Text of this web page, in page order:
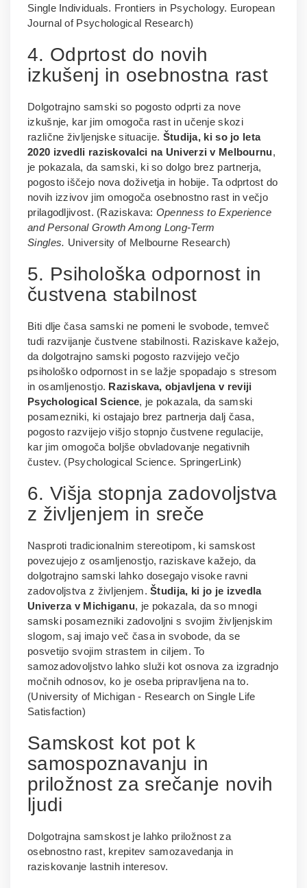
Single Individuals. Frontiers in Psychology. European
Journal of Psychological Research)
4. Odprtost do novih
izkušenj in osebnostna rast
Dolgotrajno samski so pogosto odprti za nove
izkušnje, kar jim omogoča rast in učenje skozi
različne življenjske situacije. Študija, ki so jo leta
2020 izvedli raziskovalci na Univerzi v Melbournu,
je pokazala, da samski, ki so dolgo brez partnerja,
pogosto iščejo nova doživetja in hobije. Ta odprtost do
novih izzivov jim omogoča osebnostno rast in večjo
prilagodljivost. (Raziskava: Openness to Experience
and Personal Growth Among Long-Term
Singles. University of Melbourne Research)
5. Psihološka odpornost in
čustvena stabilnost
Biti dlje časa samski ne pomeni le svobode, temveč
tudi razvijanje čustvene stabilnosti. Raziskave kažejo,
da dolgotrajno samski pogosto razvijejo večjo
psihološko odpornost in se lažje spopadajo s stresom
in osamljenostjo. Raziskava, objavljena v reviji
Psychological Science, je pokazala, da samski
posamezniki, ki ostajajo brez partnerja dalj časa,
pogosto razvijejo višjo stopnjo čustvene regulacije,
kar jim omogoča boljše obvladovanje negativnih
čustev. (Psychological Science. SpringerLink)
6. Višja stopnja zadovoljstva
z življenjem in sreče
Nasproti tradicionalnim stereotipom, ki samskost
povezujejo z osamljenostjo, raziskave kažejo, da
dolgotrajno samski lahko dosegajo visoke ravni
zadovoljstva z življenjem.Študija, ki jo je izvedla
Univerza v Michiganu, je pokazala, da so mnogi
samski posamezniki zadovoljni s svojim življenjskim
slogom, saj imajo več časa in svobode, da se
posvetijo svojim strastem in ciljem. To
samozadovoljstvo lahko služi kot osnova za izgradnjo
močnih odnosov, ko je oseba pripravljena na to.
(University of Michigan - Research on Single Life
Satisfaction)
Samskost kot pot k
samospoznavanju in
priložnost za srečanje novih
ljudi
Dolgotrajna samskost je lahko priložnost za
osebnostno rast, krepitev samozavedanja in
raziskovanje lastnih interesov.